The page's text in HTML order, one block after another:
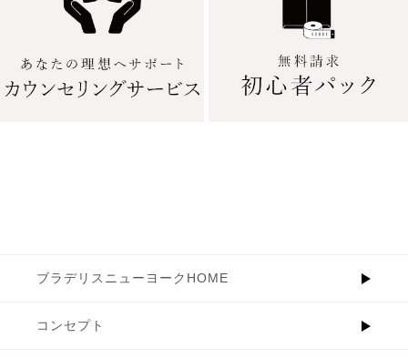
ブラデリスニューヨークHOME
コンセプト